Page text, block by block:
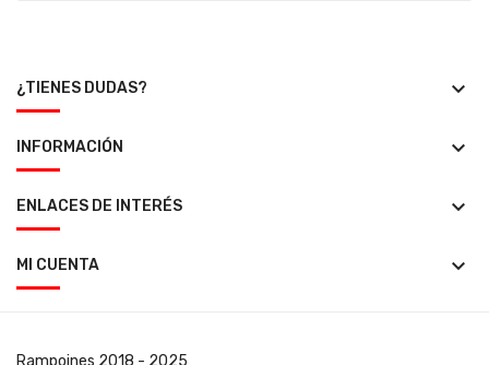
¿TIENES DUDAS? keyboard_arrow_down
INFORMACIÓN keyboard_arrow_down
ENLACES DE INTERÉS keyboard_arrow_down
MI CUENTA keyboard_arrow_down
Rampoines 2018 - 2025